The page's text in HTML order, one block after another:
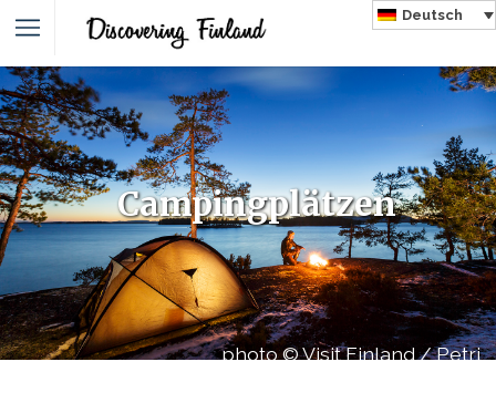
Deutsch
Campingplätzen
photo © Visit Finland / Petri